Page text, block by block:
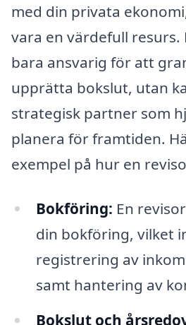
med din privata
vara en värdefull resurs.
bara ansvarig för att
upprätta bokslut, utan
strategisk partner som
planera för framtiden.
exempel på hur en
Bokföring: En
din bokföring, vilket
registrering av
samt hantering av
Bokslut och